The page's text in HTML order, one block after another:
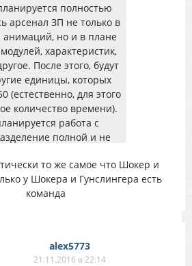
полностью
арсенал ЗП не только в
анимаций, но и в плане
характеристик,
После этого, будут
единицы, которых
(естественно, для этого
количество времени).
работа с
полной и не
прицелы,
ноги). Для этих целей
программист,
оригиналы (30
(5 процентов)
то же самое что Шокер и
у Шокера и Гунслингера есть
команда
alex5773
21.11.2016 в 22:14